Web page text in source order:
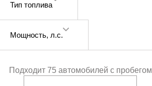
Тип топлива
Мощность, л.с.
Подходит 75 автомобилей с пробегом